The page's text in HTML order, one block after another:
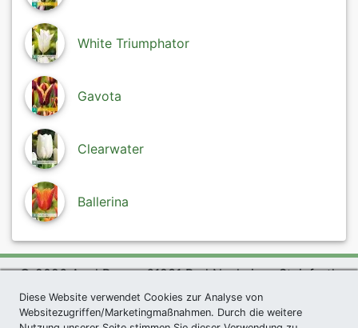
White Triumphator
Gavota
Clearwater
Ballerina
© 2026 Agel Rosen, 61231 Bad Nauheim - Steinfurth
exklusives Präsent *|Agel Rosen Wiki
Datenschutzerklärung|Impressum|Links|Sitemap
Diese Website verwendet Cookies zur Analyse von
Websitezugriffen/Marketingmaßnahmen. Durch die weitere